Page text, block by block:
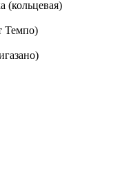
(кольцевая)
Темпо)